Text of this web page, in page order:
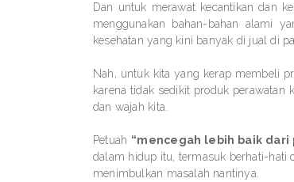
Dan untuk merawat kecantikan dan
menggunakan bahan-bahan alami
kesehatan yang kini banyak di jual di
Nah, untuk kita yang kerap membeli
karena tidak sedikit produk
dan wajah kita.
Petuah “mencegah lebih baik dari
dalam hidup itu, termasuk berhati-hati
menimbulkan masalah nantinya.